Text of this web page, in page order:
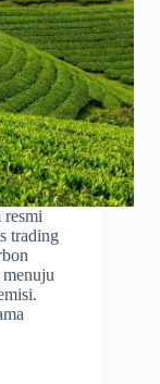
trading